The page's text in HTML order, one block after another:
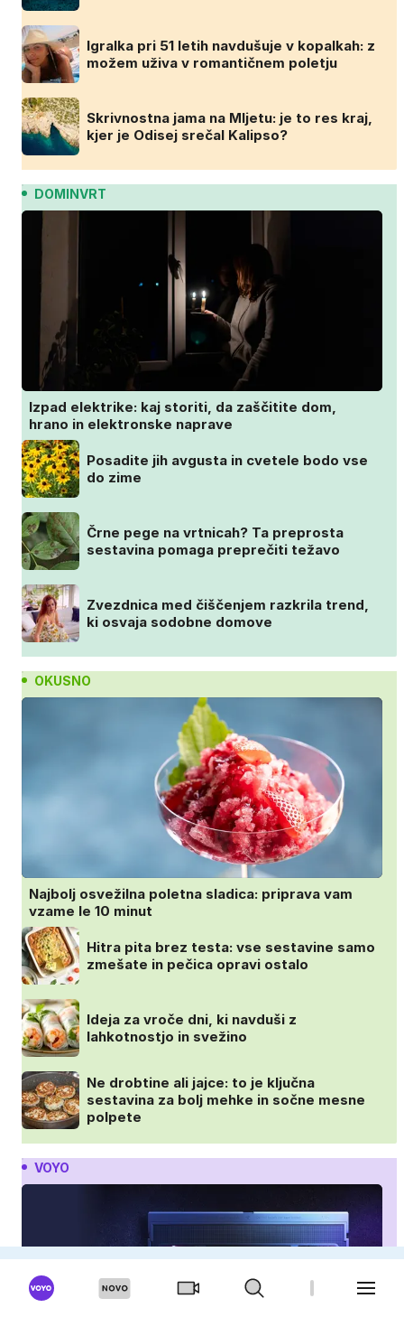
Igralka pri 51 letih navdušuje v kopalkah: z
možem uživa v romantičnem poletju
Skrivnostna jama na Mljetu: je to res kraj,
kjer je Odisej srečal Kalipso?
DOMINVRT
Izpad elektrike: kaj storiti, da zaščitite dom,
hrano in elektronske naprave
Posadite jih avgusta in cvetele bodo vse
do zime
Črne pege na vrtnicah? Ta preprosta
sestavina pomaga preprečiti težavo
Zvezdnica med čiščenjem razkrila trend,
ki osvaja sodobne domove
OKUSNO
Najbolj osvežilna poletna sladica: priprava vam
vzame le 10 minut
Hitra pita brez testa: vse sestavine samo
zmešate in pečica opravi ostalo
Ideja za vroče dni, ki navduši z
lahkotnostjo in svežino
Ne drobtine ali jajce: to je ključna
sestavina za bolj mehke in sočne mesne
polpete
VOYO